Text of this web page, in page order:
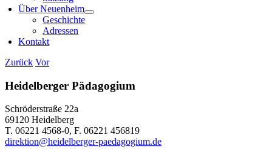
Über Neuenheim
Geschichte
Adressen
Kontakt
Zurück Vor
Heidelberger Pädagogium
Schröderstraße 22a
69120 Heidelberg
T. 06221 4568-0, F. 06221 456819
direktion@heidelberger-paedagogium.de